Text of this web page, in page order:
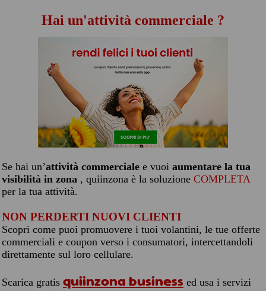
Hai un'attività commerciale ?
Se hai un’attività commerciale e vuoi aumentare la tua
visibilità in zona , quiinzona è la soluzione COMPLETA
per la tua attività.
NON PERDERTI NUOVI CLIENTI
Scopri come puoi promuovere i tuoi volantini, le tue offerte
commerciali e coupon verso i consumatori, intercettandoli
direttamente sul loro cellulare.
Scarica gratis quiinzona business ed usa i servizi